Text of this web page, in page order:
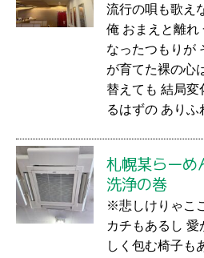
流行の唄も歌え
俺 おまえと離れ
なったつもりが
が育てた裸の心
替えても 結局変
るはずの あり
札幌某らーめ
洗浄の巻
※悲しけりゃこ
カチもあるし 愛
しく包む椅子も